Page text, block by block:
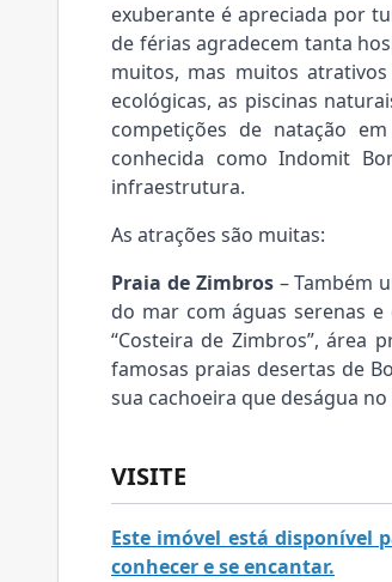
exuberante é apreciada por
de férias agradecem tanta
muitos, mas muitos
ecológicas, as piscinas
competições de natação
conhecida como Indomit
infraestrutura.
As atrações são muitas:
Praia de Zimbros – Também
do mar com águas serenas
“Costeira de Zimbros”, área
famosas praias desertas de
sua cachoeira que deságua
VISITE
Este imóvel está disponível
conhecer e se encantar.